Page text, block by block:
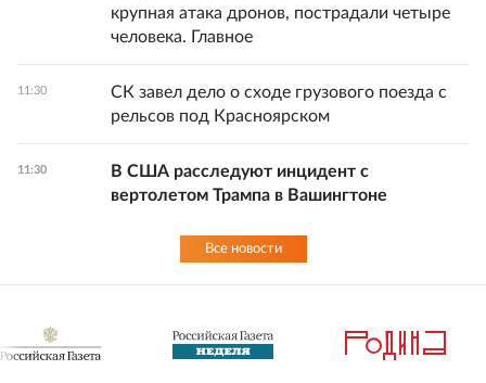
крупная атака дронов, пострадали четыре
человека. Главное
11:30
СК завел дело о сходе грузового поезда с
рельсов под Красноярском
11:30
В США расследуют инцидент с
вертолетом Трампа в Вашингтоне
Все новости